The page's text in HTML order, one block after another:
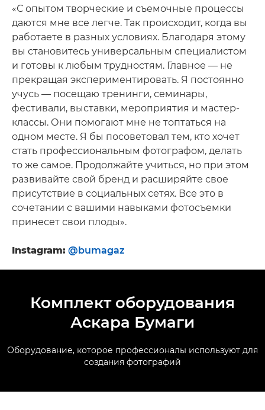
«С опытом творческие и съемочные процессы
даются мне все легче. Так происходит, когда вы
работаете в разных условиях. Благодаря этому
вы становитесь универсальным специалистом
и готовы к любым трудностям. Главное — не
прекращая экспериментировать. Я постоянно
учусь — посещаю тренинги, семинары,
фестивали, выставки, мероприятия и мастер-
классы. Они помогают мне не топтаться на
одном месте. Я бы посоветовал тем, кто хочет
стать профессиональным фотографом, делать
то же самое. Продолжайте учиться, но при этом
развивайте свой бренд и расширяйте свое
присутствие в социальных сетях. Все это в
сочетании с вашими навыками фотосъемки
принесет свои плоды».
Instagram: @bumagaz
Комплект оборудования
Аскара Бумаги
Оборудование, которое профессионалы используют для
создания фотографий